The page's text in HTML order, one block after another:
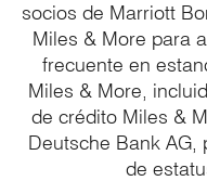
socios de Marriott
Miles & More para
frecuente en
Miles & More ,
de crédito Miles &
Deutsche Bank AG,
de